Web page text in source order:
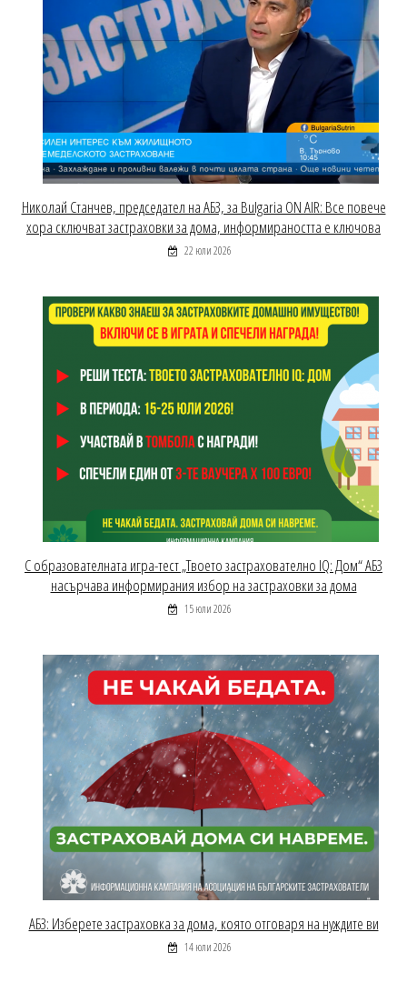
Николай Станчев, председател на АБЗ, за Bulgaria ON AIR: Все повече
хора сключват застраховки за дома, информираността е ключова
22 юли 2026
С образователната игра-тест „Твоето застрахователно IQ: Дом“ АБЗ
насърчава информирания избор на застраховки за дома
15 юли 2026
АБЗ: Изберете застраховка за дома, която отговаря на нуждите ви
14 юли 2026